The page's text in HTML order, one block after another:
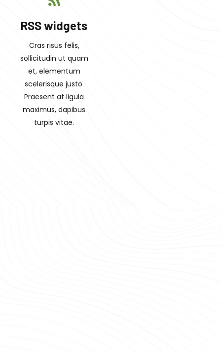
RSS widgets
Cras risus felis,
sollicitudin ut quam
et, elementum
scelerisque justo.
Praesent at ligula
maximus, dapibus
turpis vitae.